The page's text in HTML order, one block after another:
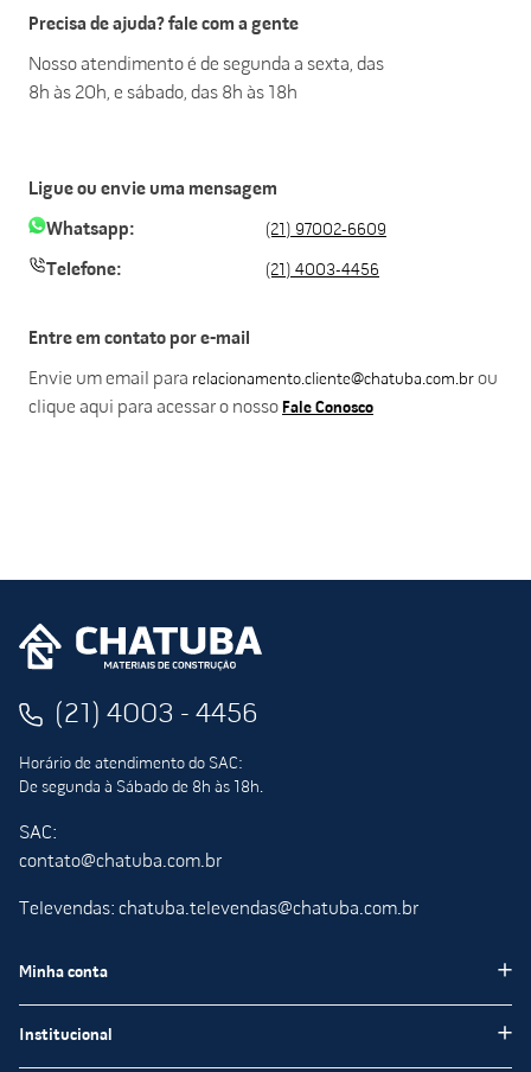
Precisa de ajuda? fale com a gente
Nosso atendimento é de segunda a sexta, das
8h às 20h, e sábado, das 8h às 18h
Ligue ou envie uma mensagem
Whatsapp: (21) 97002-6609
Telefone: (21) 4003-4456
Entre em contato por e-mail
Envie um email para relacionamento.cliente@chatuba.com.br ou
clique aqui para acessar o nosso Fale Conosco
(21) 4003 - 4456
Horário de atendimento do SAC:
De segunda à Sábado de 8h às 18h.
SAC:
contato@chatuba.com.br
Televendas: chatuba.televendas@chatuba.com.br
Minha conta
Institucional